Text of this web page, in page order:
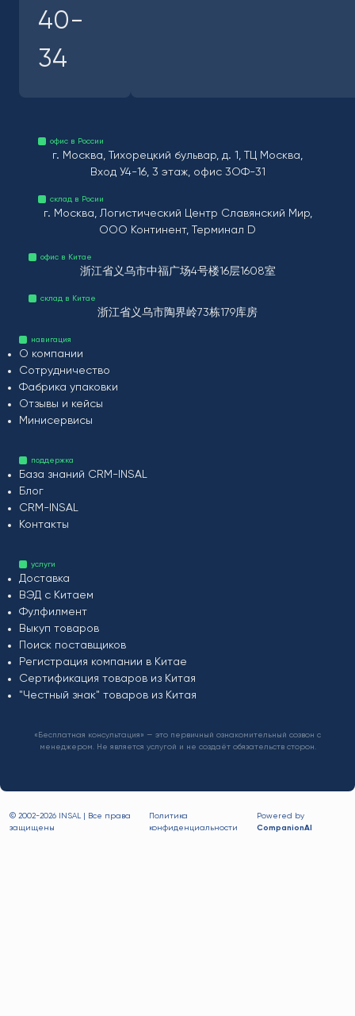
40-
34
офис в России
г. Москва, Тихорецкий бульвар, д. 1, ТЦ Москва,
Вход У4-16, 3 этаж, офис 3ОФ-31
склад в Росии
г. Москва, Логистический Центр Славянский Мир,
ООО Континент, Терминал D
офис в Китае
浙江省义乌市中福广场4号楼16层1608室
склад в Китае
浙江省义乌市陶界岭73栋179库房
навигация
О компании
Сотрудничество
Фабрика упаковки
Отзывы и кейсы
Минисервисы
поддержка
База знаний CRM-INSAL
Блог
CRM-INSAL
Контакты
услуги
Доставка
ВЭД с Китаем
Фулфилмент
Выкуп товаров
Поиск поставщиков
Регистрация компании в Китае
Сертификация товаров из Китая
"Честный знак" товаров из Китая
«Бесплатная консультация» — это первичный ознакомительный созвон с
менеджером. Не является услугой и не создаёт обязательств сторон.
© 2002-2026 INSAL | Все права
защищены
Политика
конфиденциальности
Powered by
CompanionAI